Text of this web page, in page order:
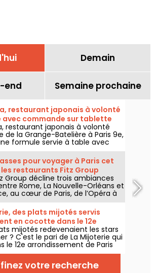
Demain
end Semaine prochaine
restaurant japonais à volonté
avec commande sur tablette
restaurant japonais à volonté
de la Grange-Batelière à Paris 9e,
formule servie à table avec
sur tablette. Sushis, makis,
et plats préparés à la
proposés midi et soir, du
pour voyager à Paris cet
restaurants Fitz Group
Group décline trois ambiances
Rome, La Nouvelle-Orléans et
au cœur de Paris, de l’Opéra à
Chaque adresse, grâce à sa
une escale à part entière,
la capitale .
des plats mijotés servis
en cocotte dans le 12e
mijotés redevenaient les stars
? C'est le pari de La Mijoterie qui
le 12e arrondissement de Paris
cuisine de longue cuisson
par le chef Augustin Garnier et
dans des cocottes.
votre recherche